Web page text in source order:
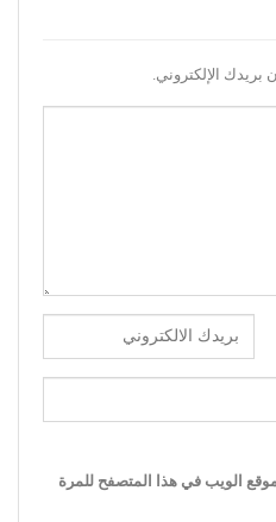
بريدك الإلكتروني.
الويب في هذا المتصفح للمرة